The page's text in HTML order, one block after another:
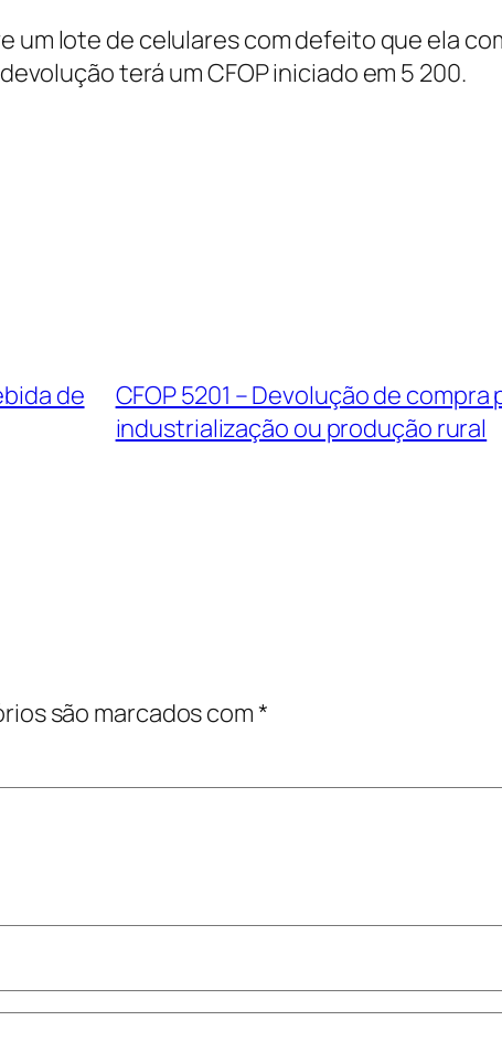
um lote de celulares com defeito que ela
terá um CFOP iniciado em 5 200.
de
CFOP 5201 – Devolução de compra
industrialização ou produção rural
são marcados com*